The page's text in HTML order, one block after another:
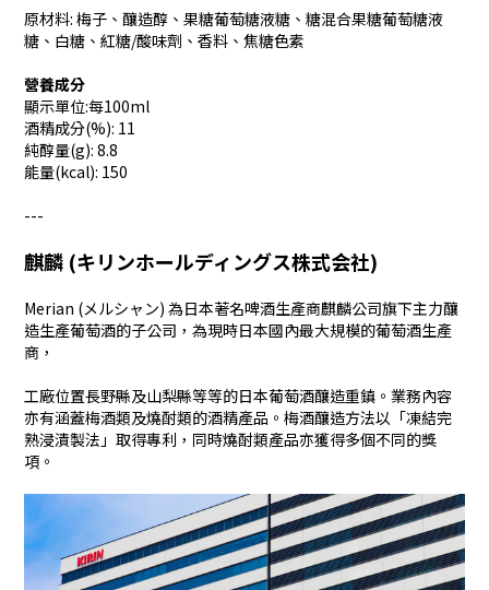
原材料: 梅子、釀造醇、果糖葡萄糖液糖、糖混合果糖葡萄糖液
糖、白糖、紅糖/酸味劑、香料、焦糖色素
營養成分
顯示單位:每100ml
酒精成分(%): 11
純醇量(g): 8.8
能量(kcal): 150
---
麒麟 (キリンホールディングス株式会社)
Merian (メルシャン) 為日本著名啤酒生產商麒麟公司旗下主力釀
造生產葡萄酒的子公司，為現時日本國內最大規模的葡萄酒生產
商，
工廠位置長野縣及山梨縣等等的日本葡萄酒釀造重鎮。業務內容
亦有涵蓋梅酒類及燒酎類的酒精產品。梅酒釀造方法以「凍結完
熟浸漬製法」取得專利，同時燒酎類產品亦獲得多個不同的獎
項。